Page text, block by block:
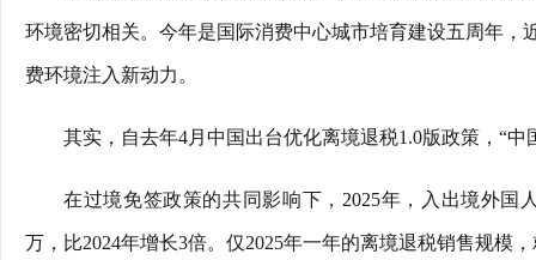
环境密切相关。今年是国际消费中心城市培育建设五周年
费环境注入新动力。
其实，自去年4月中国出台优化离境退税1.0版政策，“
在过境免签政策的共同影响下，2025年，入出境外国
万，比2024年增长3倍。仅2025年一年的离境退税销售规模